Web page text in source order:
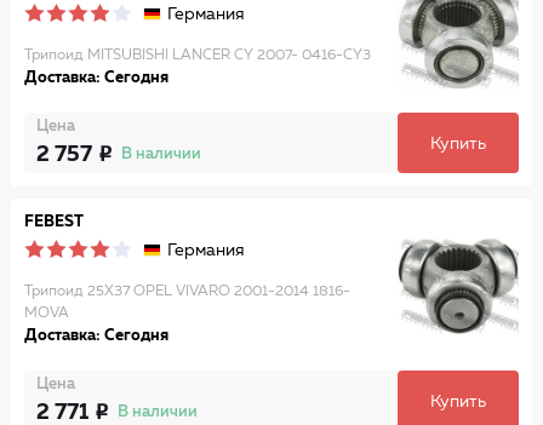
Германия
Трипоид MITSUBISHI LANCER CY 2007- 0416-CY3
Доставка: Сегодня
Цена
2 757 В наличии
Купить
FEBEST
Германия
Трипоид 25X37 OPEL VIVARO 2001-2014 1816-
MOVA
Доставка: Сегодня
Цена
2 771 В наличии
Купить